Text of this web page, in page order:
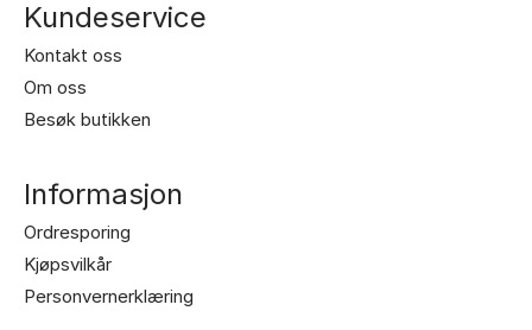
Kundeservice
Kontakt oss
Om oss
Besøk butikken
Informasjon
Ordresporing
Kjøpsvilkår
Personvernerklæring